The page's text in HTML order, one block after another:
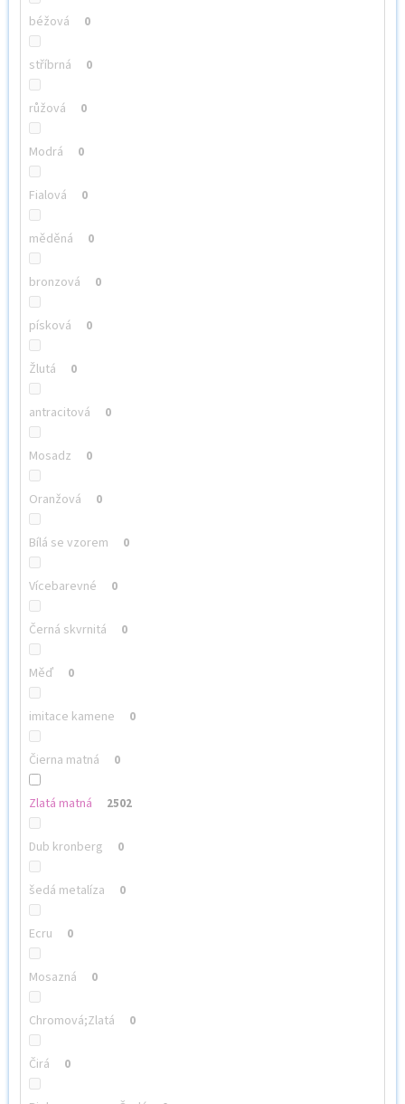
béžová 0
stříbrná 0
růžová 0
Modrá 0
Fialová 0
měděná 0
bronzová 0
písková 0
Žlutá 0
antracitová 0
Mosadz 0
Oranžová 0
Bílá se vzorem 0
Vícebarevné 0
Černá skvrnitá 0
Měď 0
imitace kamene 0
Čierna matná 0
Zlatá matná 2502
Dub kronberg 0
šedá metalíza 0
Ecru 0
Mosazná 0
Chromová;Zlatá 0
Čirá 0